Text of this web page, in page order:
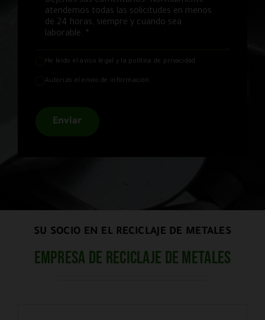
He leído elaviso legal y la política de privacidad
Autorizo el envío de información.
Enviar
SU SOCIO EN EL RECICLAJE DE METALES
Empresa de reciclaje de metales